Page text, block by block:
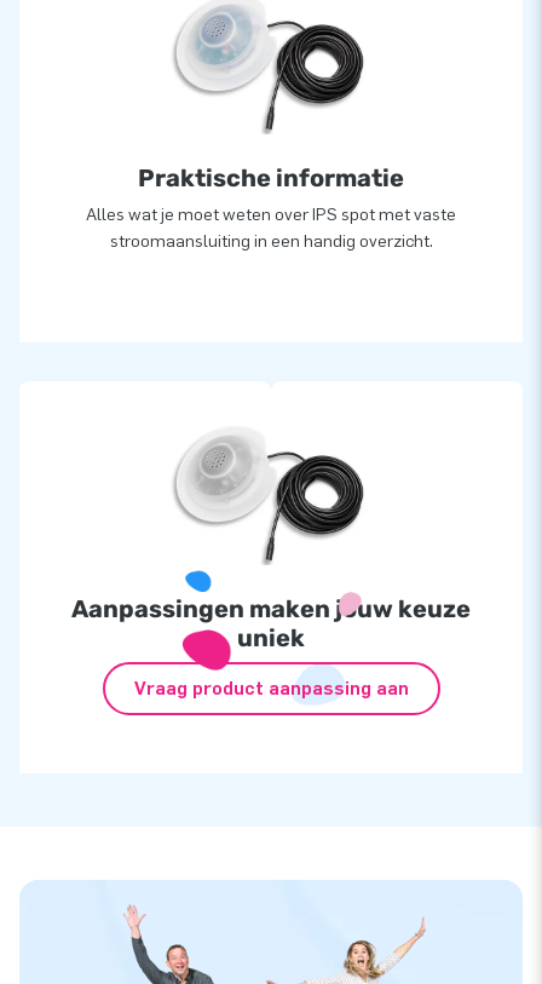
Praktische informatie
Alles wat je moet weten over IPS spot met vaste
stroomaansluiting in een handig overzicht.
Aanpassingen maken jouw keuze
uniek
Vraag product aanpassing aan